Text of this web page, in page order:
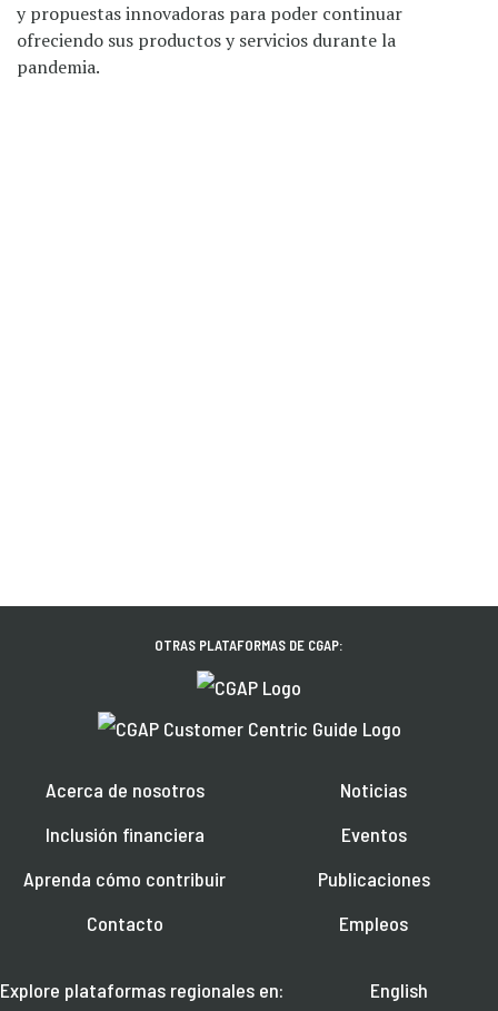
y propuestas innovadoras para poder continuar
ofreciendo sus productos y servicios durante la
pandemia.
OTRAS PLATAFORMAS DE CGAP:
Acerca de nosotros
Inclusión financiera
Aprenda cómo contribuir
Contacto
Noticias
Eventos
Publicaciones
Empleos
Explore plataformas regionales en: English